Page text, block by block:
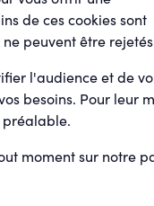
de ces cookies sont
peuvent être
l'audience et de
besoins. Pour leur
préalable.
moment sur notre